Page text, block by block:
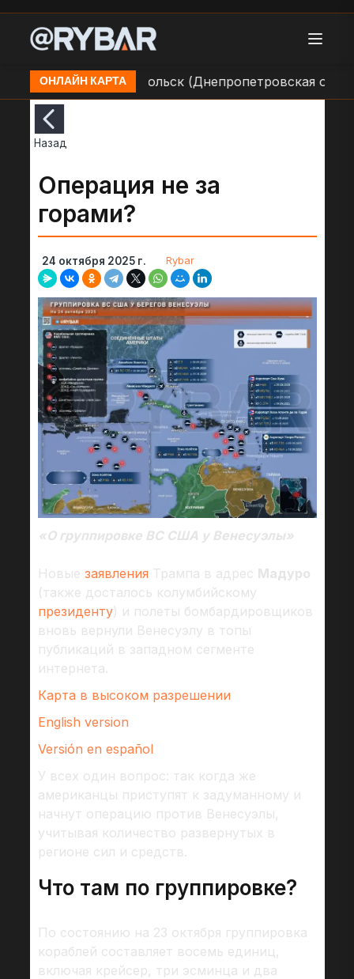
ОНЛАЙН КАРТА
в н.п. Зеленодольск (Днепропетровская область)
Назад
Операция не за
горами?
24 октября 2025 г. Rybar
«О группировке ВС США у Венесуэлы»
Новые заявления Трампа в адрес Мадуро
(также досталось колумбийскому
президенту) и полеты бомбардировщиков
вновь вернули Венесуэлу в топы
публикаций в западном сегменте
интернета.
Карта в высоком разрешении
English version
Versión en español
У всех один вопрос: так когда же
американцы приступят к задуманному и
начнут операцию против Венесуэлы,
учитывая количество развернутых в
регионе сил и средств.
Что там по группировке?
По состоянию на 23 октября группировка
кораблей составляет восемь единиц,
включая крейсер, три эсминца и два